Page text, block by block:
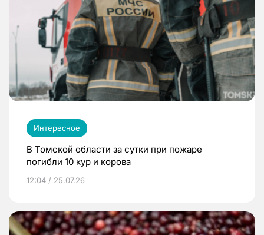
Интересное
В Томской области за сутки при пожаре
погибли 10 кур и корова
12:04 / 25.07.26